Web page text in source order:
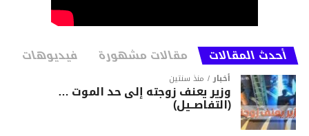
أحدث المقالات مقالات مشهورة فيديوهات
أخبار منذ سنتين
وزير يعنف زوجته إلى حد الموت …
(التفاصــيل)